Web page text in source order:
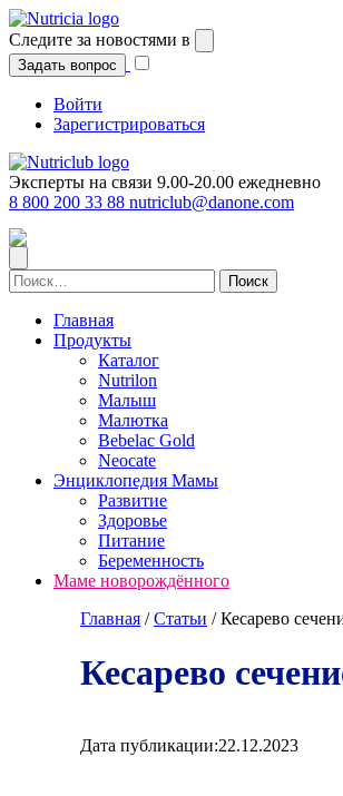
Перейти
к
содержимому
Следите за новостями в
Задать вопрос
Войти
Зарегистрироваться
Эксперты на связи 9.00-20.00 ежедневно
8 800 200 33 88 nutriclub@danone.com
Найти:
Главная
Продукты
Каталог
Nutrilon
Малыш
Малютка
Bebelac Gold
Neocate
Энциклопедия Мамы
Развитие
Здоровье
Питание
Беременность
Маме новорождённого
Главная /Cтатьи /Кесарево
Кесарево
Дата публикации:22.12.2023